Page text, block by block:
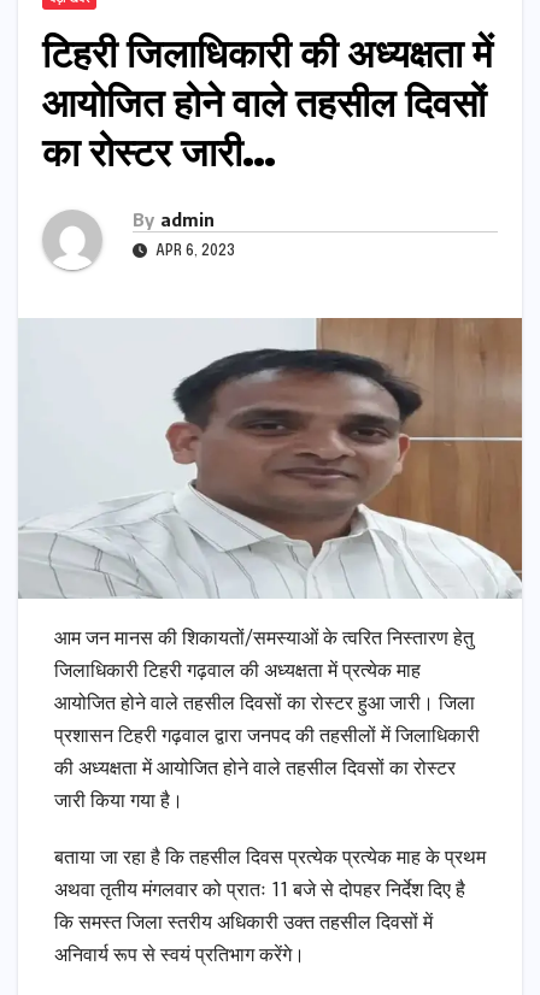
टिहरी जिलाधिकारी की अध्यक्षता में
आयोजित होने वाले तहसील दिवसों
का रोस्टर जारी…
By admin
APR 6, 2023
आम जन मानस की शिकायतों/समस्याओं के त्वरित निस्तारण हेतु
जिलाधिकारी टिहरी गढ़वाल की अध्यक्षता में प्रत्येक माह
आयोजित होने वाले तहसील दिवसों का रोस्टर हुआ जारी। जिला
प्रशासन टिहरी गढ़वाल द्वारा जनपद की तहसीलों में जिलाधिकारी
की अध्यक्षता में आयोजित होने वाले तहसील दिवसों का रोस्टर
जारी किया गया है।
बताया जा रहा है कि तहसील दिवस प्रत्येक प्रत्येक माह के प्रथम
अथवा तृतीय मंगलवार को प्रातः 11 बजे से दोपहर निर्देश दिए है
कि समस्त जिला स्तरीय अधिकारी उक्त तहसील दिवसों में
अनिवार्य रूप से स्वयं प्रतिभाग करेंगे।